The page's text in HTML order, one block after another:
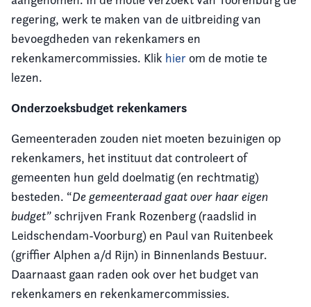
regering, werk te maken van de uitbreiding van
bevoegdheden van rekenkamers en
rekenkamercommissies. Klik hier om de motie te
lezen.
Onderzoeksbudget rekenkamers
Gemeenteraden zouden niet moeten bezuinigen op
rekenkamers, het instituut dat controleert of
gemeenten hun geld doelmatig (en rechtmatig)
besteden. “De gemeenteraad gaat over haar eigen
budget”schrijven Frank Rozenberg (raadslid in
Leidschendam-Voorburg) en Paul van Ruitenbeek
(griffier Alphen a/d Rijn) in Binnenlands Bestuur.
Daarnaast gaan raden ook over het budget van
rekenkamers en rekenkamercommissies.